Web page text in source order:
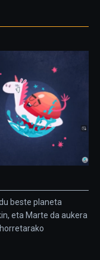
beste planeta
eta Marte da aukera